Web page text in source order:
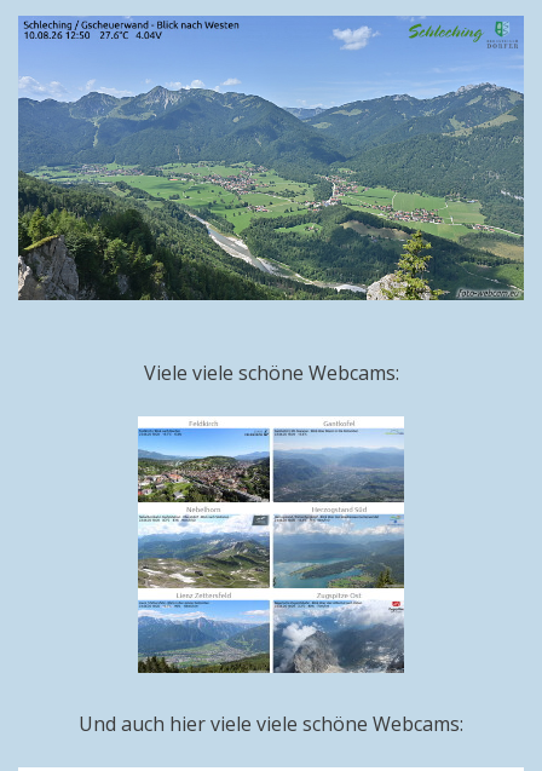
Viele viele schöne Webcams:
Und auch hier viele viele schöne Webcams: